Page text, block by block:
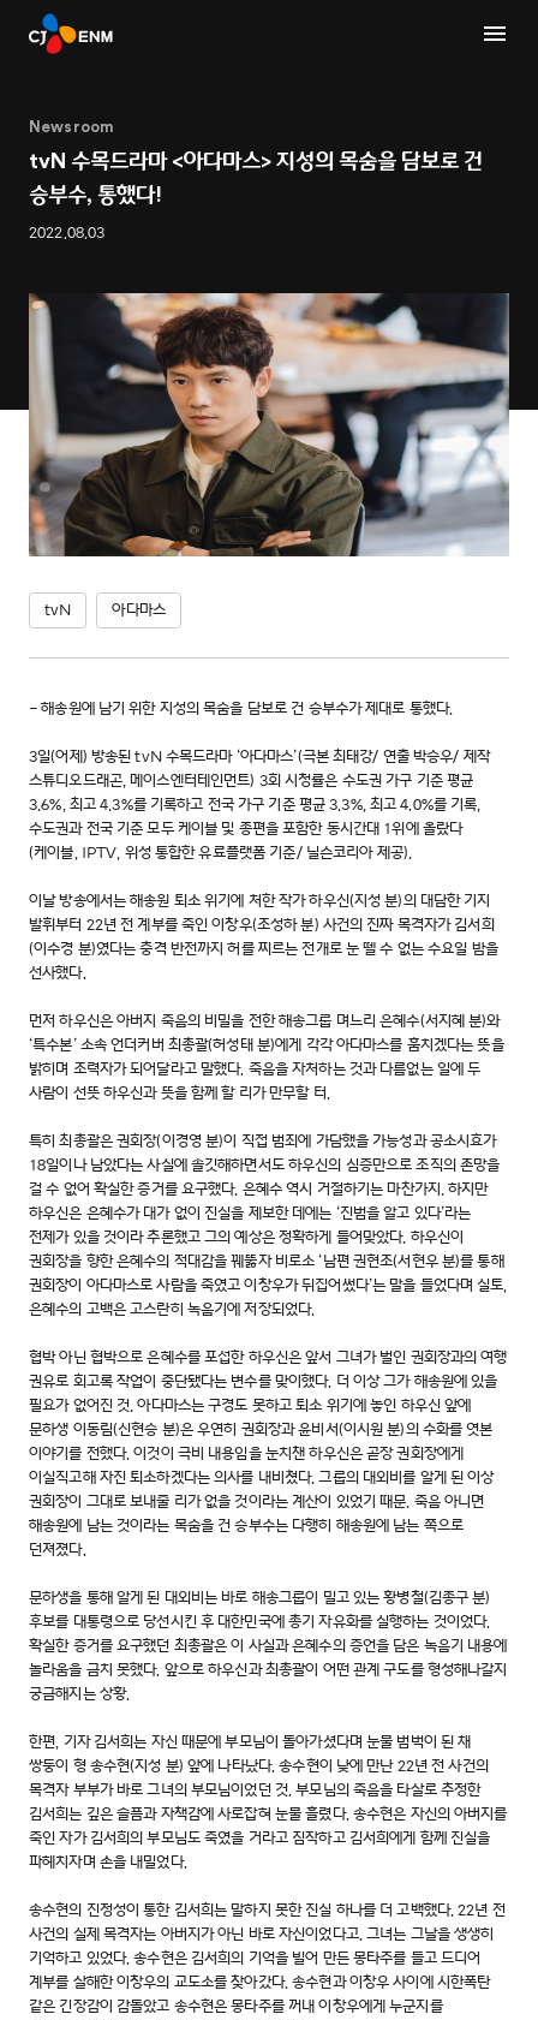
Newsroom
tvN 수목드라마 <아다마스> 지성의 목숨을 담보로 건
승부수, 통했다!
2022.08.03
tvN 아다마스
- 해송원에 남기 위한 지성의 목숨을 담보로 건 승부수가 제대로 통했다.
3일(어제) 방송된 tvN 수목드라마 ‘아다마스’(극본 최태강/ 연출 박승우/ 제작
스튜디오드래곤, 메이스엔터테인먼트) 3회 시청률은 수도권 가구 기준 평균
3.6%, 최고 4.3%를 기록하고 전국 가구 기준 평균 3.3%, 최고 4.0%를 기록,
수도권과 전국 기준 모두 케이블 및 종편을 포함한 동시간대 1위에 올랐다
(케이블, IPTV, 위성 통합한 유료플랫폼 기준/ 닐슨코리아 제공).
이날 방송에서는 해송원 퇴소 위기에 처한 작가 하우신(지성 분)의 대담한 기지
발휘부터 22년 전 계부를 죽인 이창우(조성하 분) 사건의 진짜 목격자가 김서희
(이수경 분)였다는 충격 반전까지 허를 찌르는 전개로 눈 뗄 수 없는 수요일 밤을
선사했다.
먼저 하우신은 아버지 죽음의 비밀을 전한 해송그룹 며느리 은혜수(서지혜 분)와
‘특수본’ 소속 언더커버 최총괄(허성태 분)에게 각각 아다마스를 훔치겠다는 뜻을
밝히며 조력자가 되어달라고 말했다. 죽음을 자처하는 것과 다름없는 일에 두
사람이 선뜻 하우신과 뜻을 함께 할 리가 만무할 터.
특히 최총괄은 권회장(이경영 분)이 직접 범죄에 가담했을 가능성과 공소시효가
18일이나 남았다는 사실에 솔깃해하면서도 하우신의 심증만으로 조직의 존망을
걸 수 없어 확실한 증거를 요구했다. 은혜수 역시 거절하기는 마찬가지. 하지만
하우신은 은혜수가 대가 없이 진실을 제보한 데에는 ‘진범을 알고 있다’라는
전제가 있을 것이라 추론했고 그의 예상은 정확하게 들어맞았다. 하우신이
권회장을 향한 은혜수의 적대감을 꿰뚫자 비로소 ‘남편 권현조(서현우 분)를 통해
권회장이 아다마스로 사람을 죽였고 이창우가 뒤집어썼다’는 말을 들었다며 실토,
은혜수의 고백은 고스란히 녹음기에 저장되었다.
협박 아닌 협박으로 은혜수를 포섭한 하우신은 앞서 그녀가 벌인 권회장과의 여행
권유로 회고록 작업이 중단됐다는 변수를 맞이했다. 더 이상 그가 해송원에 있을
필요가 없어진 것. 아다마스는 구경도 못하고 퇴소 위기에 놓인 하우신 앞에
문하생 이동림(신현승 분)은 우연히 권회장과 윤비서(이시원 분)의 수화를 엿본
이야기를 전했다. 이것이 극비 내용임을 눈치챈 하우신은 곧장 권회장에게
이실직고해 자진 퇴소하겠다는 의사를 내비쳤다. 그룹의 대외비를 알게 된 이상
권회장이 그대로 보내줄 리가 없을 것이라는 계산이 있었기 때문. 죽음 아니면
해송원에 남는 것이라는 목숨을 건 승부수는 다행히 해송원에 남는 쪽으로
던져졌다.
문하생을 통해 알게 된 대외비는 바로 해송그룹이 밀고 있는 황병철(김종구 분)
후보를 대통령으로 당선시킨 후 대한민국에 총기 자유화를 실행하는 것이었다.
확실한 증거를 요구했던 최총괄은 이 사실과 은혜수의 증언을 담은 녹음기 내용에
놀라움을 금치 못했다. 앞으로 하우신과 최총괄이 어떤 관계 구도를 형성해나갈지
궁금해지는 상황.
한편, 기자 김서희는 자신 때문에 부모님이 돌아가셨다며 눈물 범벅이 된 채
쌍둥이 형 송수현(지성 분) 앞에 나타났다. 송수현이 낮에 만난 22년 전 사건의
목격자 부부가 바로 그녀의 부모님이었던 것. 부모님의 죽음을 타살로 추정한
김서희는 깊은 슬픔과 자책감에 사로잡혀 눈물 흘렸다. 송수현은 자신의 아버지를
죽인 자가 김서희의 부모님도 죽였을 거라고 짐작하고 김서희에게 함께 진실을
파헤치자며 손을 내밀었다.
송수현의 진정성이 통한 김서희는 말하지 못한 진실 하나를 더 고백했다. 22년 전
사건의 실제 목격자는 아버지가 아닌 바로 자신이었다고. 그녀는 그날을 생생히
기억하고 있었다. 송수현은 김서희의 기억을 빌어 만든 몽타주를 들고 드디어
계부를 살해한 이창우의 교도소를 찾아갔다. 송수현과 이창우 사이에 시한폭탄
같은 긴장감이 감돌았고 송수현은 몽타주를 꺼내 이창우에게 누군지를